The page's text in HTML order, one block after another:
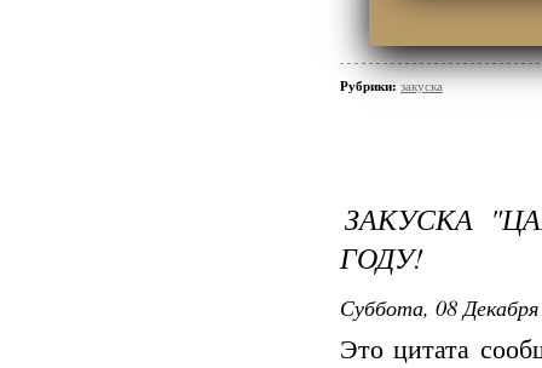
Рубрики: закуска
ЗАКУСКА
ГОДУ!
Суббота, 08
Это цитата